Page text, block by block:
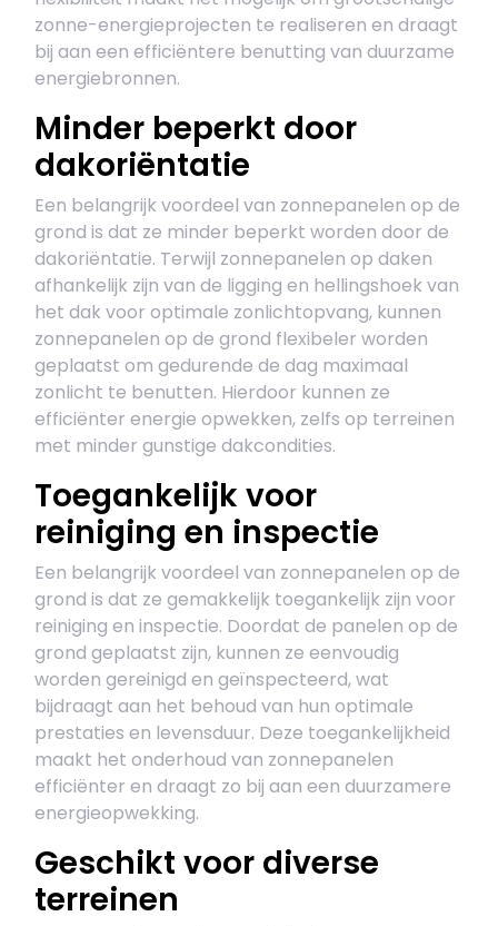
zonne-energieprojecten te realiseren en draagt
bij aan een efficiëntere benutting van duurzame
energiebronnen.
Minder beperkt door
dakoriëntatie
Een belangrijk voordeel van zonnepanelen op de
grond is dat ze minder beperkt worden door de
dakoriëntatie. Terwijl zonnepanelen op daken
afhankelijk zijn van de ligging en hellingshoek van
het dak voor optimale zonlichtopvang, kunnen
zonnepanelen op de grond flexibeler worden
geplaatst om gedurende de dag maximaal
zonlicht te benutten. Hierdoor kunnen ze
efficiënter energie opwekken, zelfs op terreinen
met minder gunstige dakcondities.
Toegankelijk voor
reiniging en inspectie
Een belangrijk voordeel van zonnepanelen op de
grond is dat ze gemakkelijk toegankelijk zijn voor
reiniging en inspectie. Doordat de panelen op de
grond geplaatst zijn, kunnen ze eenvoudig
worden gereinigd en geïnspecteerd, wat
bijdraagt aan het behoud van hun optimale
prestaties en levensduur. Deze toegankelijkheid
maakt het onderhoud van zonnepanelen
efficiënter en draagt zo bij aan een duurzamere
energieopwekking.
Geschikt voor diverse
terreinen